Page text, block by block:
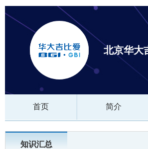
北京华大
首页 简介
知识汇总